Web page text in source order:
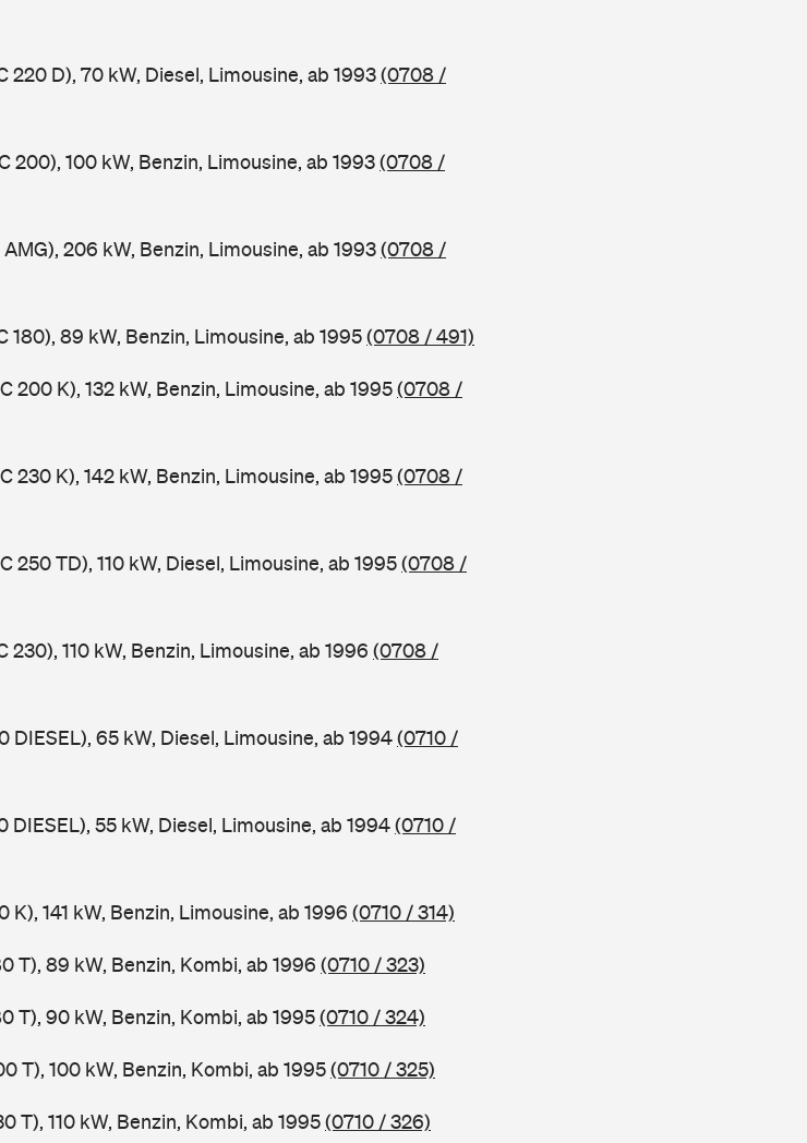
D), 70 kW, Diesel, Limousine, ab 1993(0708 /
200), 100 kW, Benzin, Limousine, ab 1993(0708 /
206 kW, Benzin, Limousine, ab 1993(0708 /
89 kW, Benzin, Limousine, ab 1995(0708 / 491)
200 K), 132 kW, Benzin, Limousine, ab 1995(0708 /
230 K), 142 kW, Benzin, Limousine, ab 1995(0708 /
250 TD), 110 kW, Diesel, Limousine, ab 1995(0708 /
110 kW, Benzin, Limousine, ab 1996 (0708 /
65 kW, Diesel, Limousine, ab 1994(0710 /
55 kW, Diesel, Limousine, ab 1994(0710 /
141 kW, Benzin, Limousine, ab 1996 (0710 / 314)
T), 89 kW, Benzin, Kombi, ab 1996 (0710 / 323)
T), 90 kW, Benzin, Kombi, ab 1995(0710 / 324)
T), 100 kW, Benzin, Kombi, ab 1995(0710 / 325)
T), 110 kW, Benzin, Kombi, ab 1995(0710 / 326)